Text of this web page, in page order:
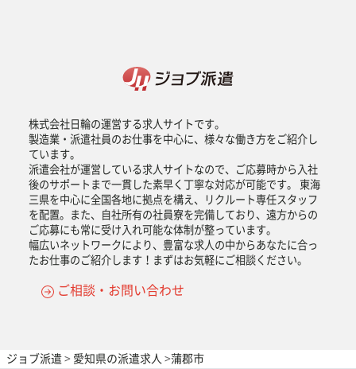
株式会社日輪の運営する求人サイトです。
製造業・派遣社員のお仕事を中心に、様々な働き方をご紹介し
ています。
派遣会社が運営している求人サイトなので、ご応募時から入社
後のサポートまで一貫した素早く丁寧な対応が可能です。 東海
三県を中心に全国各地に拠点を構え、リクルート専任スタッフ
を配置。また、自社所有の社員寮を完備しており、遠方からの
ご応募にも常に受け入れ可能な体制が整っています。
幅広いネットワークにより、豊富な求人の中からあなたに合っ
たお仕事のご紹介します！まずはお気軽にご相談ください。
ご相談・お問い合わせ
ジョブ派遣> 愛知県の派遣求人 >蒲郡市